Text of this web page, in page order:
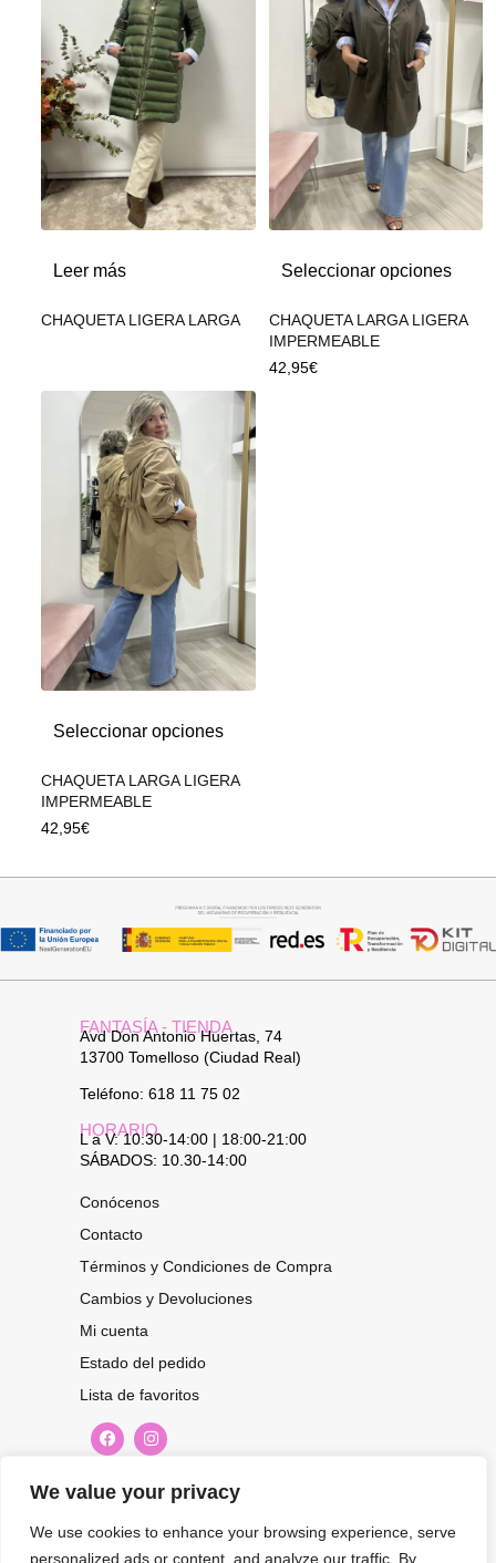
We value your privacy
We use cookies to enhance your browsing experience, serve
personalized ads or content, and analyze our traffic. By
Leer más
CHAQUETA LIGERA LARGA
Seleccionar opciones
CHAQUETA LARGA LIGERA
IMPERMEABLE
42,95€
Seleccionar opciones
CHAQUETA LARGA LIGERA
IMPERMEABLE
42,95€
FANTASÍA - TIENDA
Avd Don Antonio Huertas, 74
13700 Tomelloso (Ciudad Real)
Teléfono: 618 11 75 02
HORARIO
L a V: 10:30-14:00 | 18:00-21:00
SÁBADOS: 10.30-14:00
Conócenos
Contacto
Términos y Condiciones de Compra
Cambios y Devoluciones
Mi cuenta
Estado del pedido
Lista de favoritos
OFERTAS...